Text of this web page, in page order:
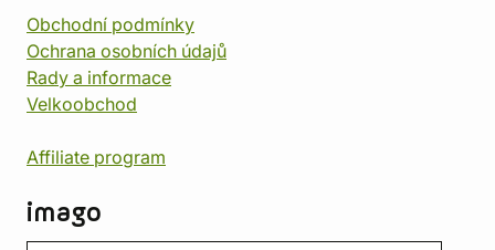
Obchodní podmínky
Ochrana osobních údajů
Rady a informace
Velkoobchod
Affiliate program
imago